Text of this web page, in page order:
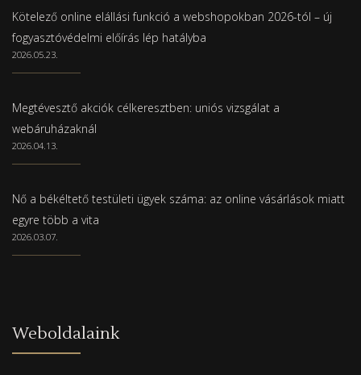
Kötelező online elállási funkció a webshopokban 2026-tól – új
fogyasztóvédelmi előírás lép hatályba
2026.05.23.
Megtévesztő akciók célkeresztben: uniós vizsgálat a
webáruházaknál
2026.04.13.
Nő a békéltető testületi ügyek száma: az online vásárlások miatt
egyre több a vita
2026.03.07.
Weboldalaink